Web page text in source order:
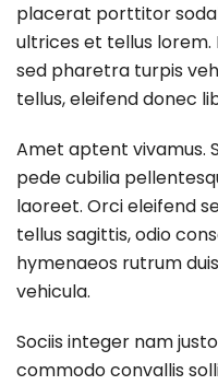
placerat porttitor
ultrices et tellus lorem.
sed pharetra turpis
tellus, eleifend donec
Amet aptent vivamus.
pede cubilia
laoreet. Orci eleifend
tellus sagittis, odio
hymenaeos rutrum
vehicula.
Sociis integer nam
commodo convallis